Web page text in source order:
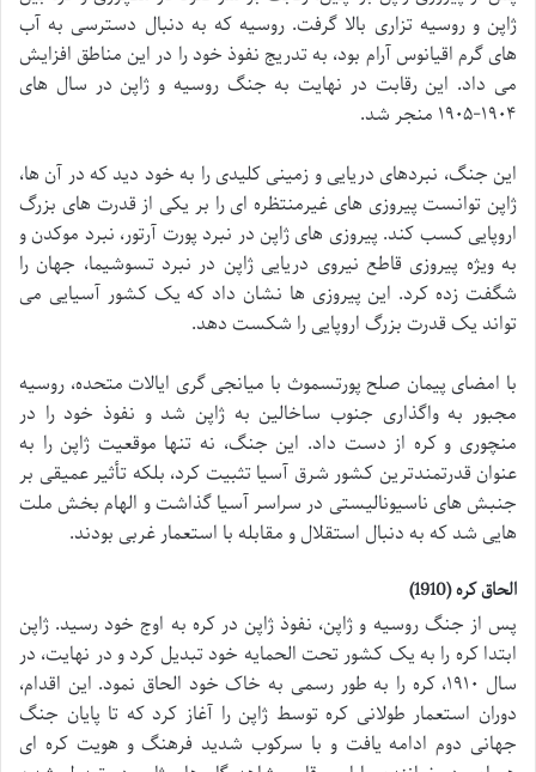
ژاپن و روسیه تزاری بالا گرفت. روسیه که به دنبال دسترسی به آب
های گرم اقیانوس آرام بود، به تدریج نفوذ خود را در این مناطق افزایش
می داد. این رقابت در نهایت به جنگ روسیه و ژاپن در سال های
۱۹۰۴-۱۹۰۵ منجر شد.
این جنگ، نبردهای دریایی و زمینی کلیدی را به خود دید که در آن ها،
ژاپن توانست پیروزی های غیرمنتظره ای را بر یکی از قدرت های بزرگ
اروپایی کسب کند. پیروزی های ژاپن در نبرد پورت آرتور، نبرد موکدن و
به ویژه پیروزی قاطع نیروی دریایی ژاپن در نبرد تسوشیما، جهان را
شگفت زده کرد. این پیروزی ها نشان داد که یک کشور آسیایی می
تواند یک قدرت بزرگ اروپایی را شکست دهد.
با امضای پیمان صلح پورتسموث با میانجی گری ایالات متحده، روسیه
مجبور به واگذاری جنوب ساخالین به ژاپن شد و نفوذ خود را در
منچوری و کره از دست داد. این جنگ، نه تنها موقعیت ژاپن را به
عنوان قدرتمندترین کشور شرق آسیا تثبیت کرد، بلکه تأثیر عمیقی بر
جنبش های ناسیونالیستی در سراسر آسیا گذاشت و الهام بخش ملت
هایی شد که به دنبال استقلال و مقابله با استعمار غربی بودند.
الحاق کره (1910)
پس از جنگ روسیه و ژاپن، نفوذ ژاپن در کره به اوج خود رسید. ژاپن
ابتدا کره را به یک کشور تحت الحمایه خود تبدیل کرد و در نهایت، در
سال ۱۹۱۰، کره را به طور رسمی به خاک خود الحاق نمود. این اقدام،
دوران استعمار طولانی کره توسط ژاپن را آغاز کرد که تا پایان جنگ
جهانی دوم ادامه یافت و با سرکوب شدید فرهنگ و هویت کره ای